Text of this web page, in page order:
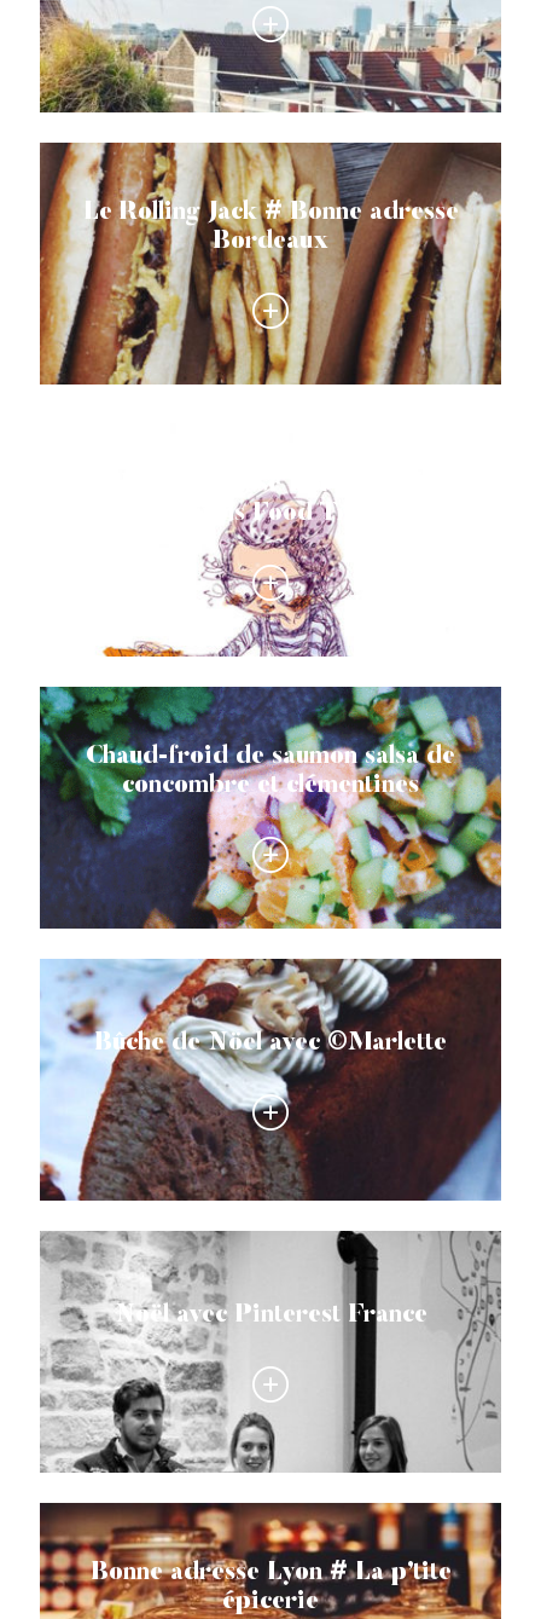
Le Rolling Jack # Bonne adresse
Bordeaux
Bonne adresse Bordeaux #
Seasons Food Truck
Chaud-froid de saumon salsa de
concombre et clémentines
Bûche de Nöel avec ©Marlette
Noël avec Pinterest France
Bonne adresse Lyon # La p’tite
épicerie